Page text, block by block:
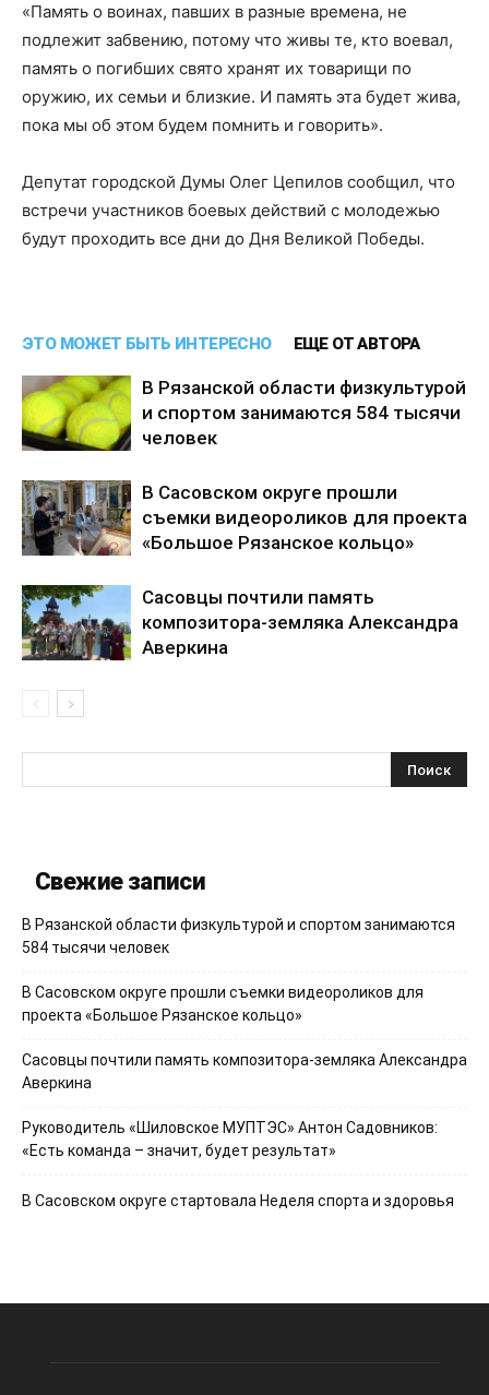
«Память о воинах, павших в разные времена, не
подлежит забвению, потому что живы те, кто воевал,
память о погибших свято хранят их товарищи по
оружию, их семьи и близкие. И память эта будет жива,
пока мы об этом будем помнить и говорить».
Депутат городской Думы Олег Цепилов сообщил, что
встречи участников боевых действий с молодежью
будут проходить все дни до Дня Великой Победы.
ЭТО МОЖЕТ БЫТЬ ИНТЕРЕСНО ЕЩЕ ОТ АВТОРА
В Рязанской области физкультурой
и спортом занимаются 584 тысячи
человек
В Сасовском округе прошли
съемки видеороликов для проекта
«Большое Рязанское кольцо»
Сасовцы почтили память
композитора-земляка Александра
Аверкина
Свежие записи
В Рязанской области физкультурой и спортом занимаются
584 тысячи человек
В Сасовском округе прошли съемки видеороликов для
проекта «Большое Рязанское кольцо»
Сасовцы почтили память композитора-земляка Александра
Аверкина
Руководитель «Шиловское МУПТЭС» Антон Садовников:
«Есть команда – значит, будет результат»
В Сасовском округе стартовала Неделя спорта и здоровья